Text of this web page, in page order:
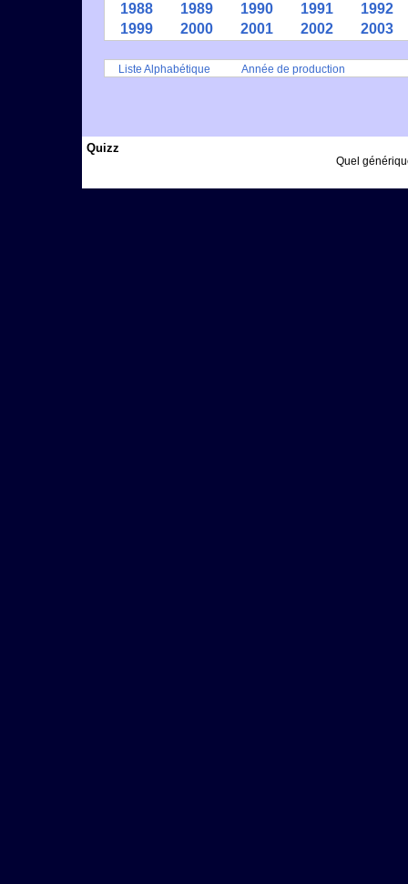
1988
1989 1990 1991
1992
1999
2000 2001 2002 2003
Liste Alphabétique Année de production
Quizz
Quel